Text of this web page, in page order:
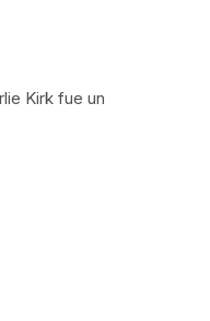
Kirk fue un